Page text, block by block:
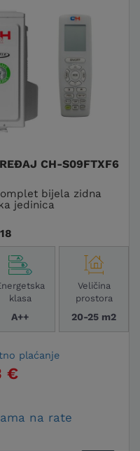
CH-S09FTXF6
bijela zidna
jedinica
klasa
A++
Veličina
prostora
20-25 m2
plaćanje
€
na rate